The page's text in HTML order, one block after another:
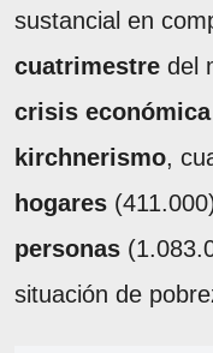
sustancial en
cuatrimestre del
crisis económica
kirchnerismo,
hogares
personas
situación de